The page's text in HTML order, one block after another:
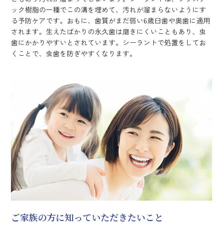
ック樹脂の一種でこの溝を埋めて、汚れが溜まらないようにす
る予防ケアです。おもに、歯質がまだ弱い6歳臼歯や奥歯に適用
されます。生えたばかりの永久歯は磨きにくいこともあり、虫
歯にかかりやすいとされています。シーラントで処置をしてお
くことで、虫歯を防ぎやすくなります。
ご家族の方に知っていただきたいこと